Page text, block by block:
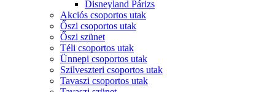
Disneyland Párizs
Akciós csoportos utak
Őszi csoportos utak
Őszi szünet
Téli csoportos utak
Ünnepi csoportos utak
Szilveszteri csoportos utak
Tavaszi csoportos utak